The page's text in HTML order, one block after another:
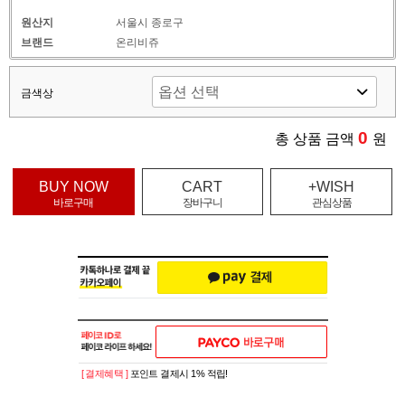
원산지
서울시 종로구
브랜드
온리비쥬
금색상
총 상품 금액 0 원
BUY NOW
바로구매
CART
장바구니
+WISH
관심상품
[ 결제혜택 ] 포인트 결제시 1% 적립!